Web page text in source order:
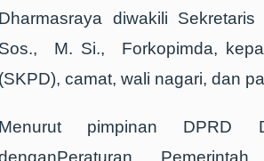
Dharmasraya diwakili
Sos., M. Si., Forkopimda,
(SKPD), camat, wali nagari, dan
Menurut pimpinan DPRD